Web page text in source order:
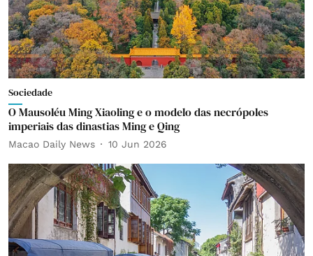
Sociedade
O Mausoléu Ming Xiaoling e o modelo das necrópoles
imperiais das dinastias Ming e Qing
Macao Daily News 10 Jun 2026